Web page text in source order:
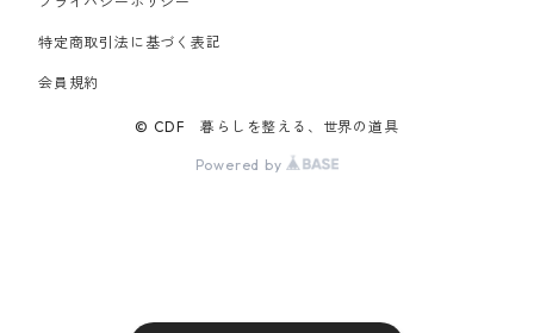
特定商取引法に基づく表記
会員規約
© CDF 暮らしを整える、世界の道具
Powered by